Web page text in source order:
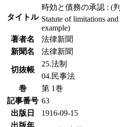
タイトル
時効と債務の承認 : (
Statute of limitations
example)
著者名
法律新聞
新聞名
法律新聞
切抜帳
25.法制
04.民事法
巻
第 1巻
記事番号 63
出版日
1916-09-15
出版年